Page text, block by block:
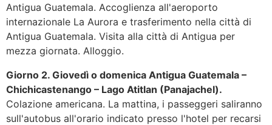
Antigua Guatemala. Accoglienza all'aeroporto
internazionale La Aurora e trasferimento nella città di
Antigua Guatemala. Visita alla città di Antigua per
mezza giornata. Alloggio.
Giorno 2. Giovedì o domenica Antigua Guatemala –
Chichicastenango – Lago Atitlan (Panajachel).
Colazione americana. La mattina, i passeggeri saliranno
sull'autobus all'orario indicato presso l'hotel per recarsi